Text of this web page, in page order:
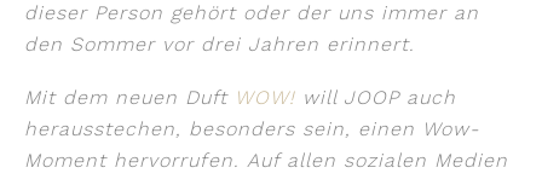
dieser Person gehört oder der uns immer an
den Sommer vor drei Jahren erinnert.
Mit dem neuen Duft WOW! will JOOP auch
herausstechen, besonders sein, einen Wow-
Moment hervorrufen. Auf allen sozialen Medien